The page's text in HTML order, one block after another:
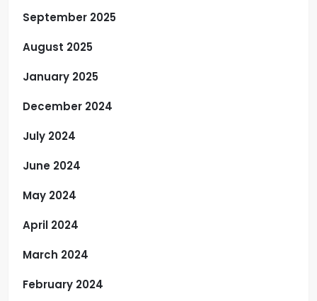
September 2025
August 2025
January 2025
December 2024
July 2024
June 2024
May 2024
April 2024
March 2024
February 2024